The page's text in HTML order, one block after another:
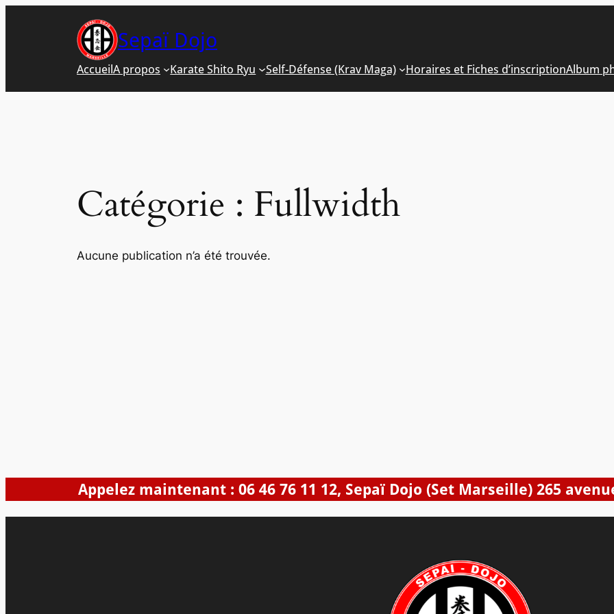
Sepaï Dojo
Accueil A propos Karate Shito Ryu Self-Défense (Krav Maga) Horaires et Fiches d’inscriptionAlbum
Catégorie : Fullwidth
Aucune publication n’a été trouvée.
Appelez maintenant : 06 46 76 11 12, Sepaï Dojo (Set Marseille) 265